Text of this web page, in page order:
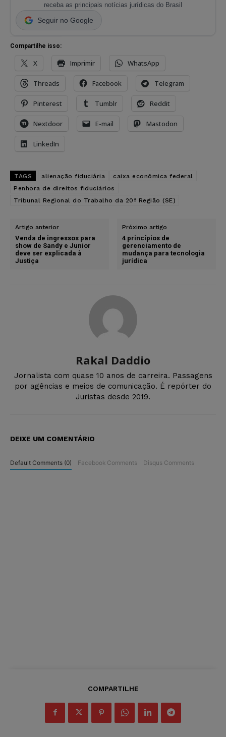
receba as principais notícias jurídicas do Brasil
Seguir no Google
Compartilhe isso:
X Imprimir WhatsApp
Threads Facebook Telegram
Pinterest Tumblr Reddit
Nextdoor E-mail Mastodon
LinkedIn
TAGS alienação fiduciária
caixa econômica federal
Penhora de direitos fiduciários
Tribunal Regional do Trabalho da 20ª Região (SE)
Artigo anterior
Venda de ingressos para
show de Sandy e Junior
deve ser explicada à
Justiça
Próximo artigo
4 princípios de
gerenciamento de
mudança para tecnologia
jurídica
Rakal Daddio
Jornalista com quase 10 anos de carreira. Passagens
por agências e meios de comunicação. É repórter do
Juristas desde 2019.
DEIXE UM COMENTÁRIO
Default Comments (0) Facebook Comments Disqus Comments
COMPARTILHE